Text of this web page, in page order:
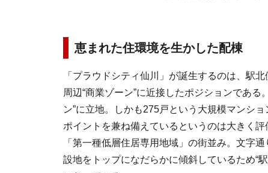
恵まれた住環境を生かした配棟
「プラウドシティ仙川」が誕生するのは、駅
周辺“商業ゾーン”に近接したポジションであ
ン”に立地。しかも275戸という大規模マンシ
ポイントを兼ね備えているというのは大きく
「第一種低層住居専用地域」の街並み。文字
設地をトップになだらかに傾斜しているため“